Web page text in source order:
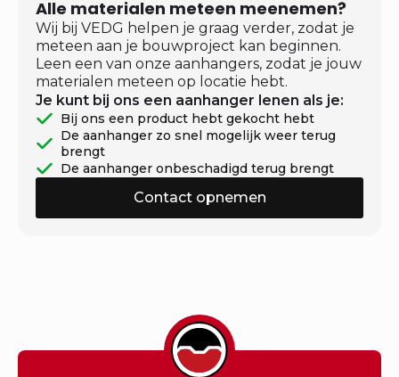
Alle materialen meteen meenemen?
Wij bij VEDG helpen je graag verder, zodat je
meteen aan je bouwproject kan beginnen.
Leen een van onze aanhangers, zodat je jouw
materialen meteen op locatie hebt.
Je kunt bij ons een aanhanger lenen als je:
Bij ons een product hebt gekocht hebt
De aanhanger zo snel mogelijk weer terug
brengt
De aanhanger onbeschadigd terug brengt
Contact opnemen